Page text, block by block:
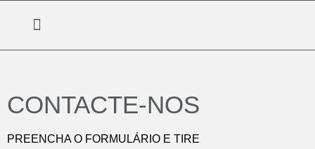
CONTACTE-NOS
PREENCHA O FORMULÁRIO E TIRE